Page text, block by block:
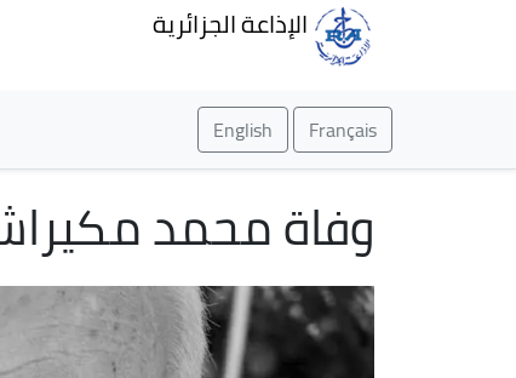
الإذاعة الجزائرية
Français
English
وفاة محمد